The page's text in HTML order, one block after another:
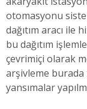
otomasyonu
dağıtım aracı ile
bu dağıtım
çevrimiçi olarak
arşivleme
yansımalar